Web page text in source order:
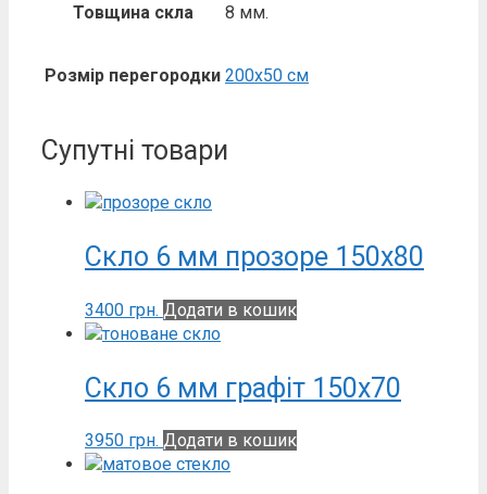
Товщина скла 8 мм.
Розмір перегородки 200х50 см
Супутні товари
Скло 6 мм прозоре 150х80
3400 грн. Додати в кошик
Скло 6 мм графіт 150х70
3950 грн. Додати в кошик